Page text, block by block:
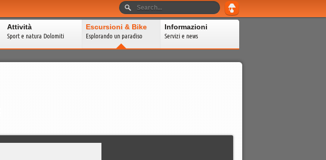
Attività
Sport e natura Dolomiti
Escursioni & Bike
Esplorando un paradiso
Informazioni
Servizi e news